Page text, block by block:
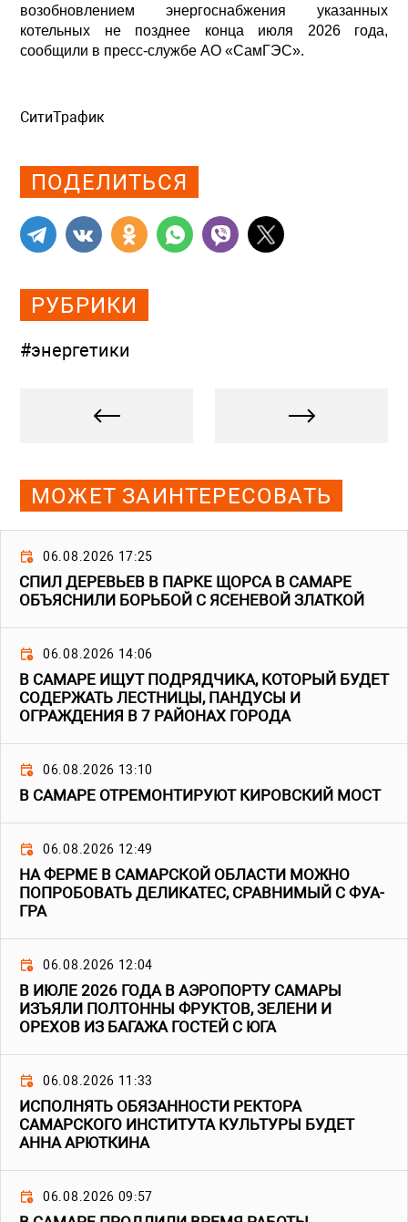
возобновлением энергоснабжения указанных
котельных не позднее конца июля 2026 года,
сообщили в пресс-службе АО «СамГЭС».
СитиТрафик
ПОДЕЛИТЬСЯ
РУБРИКИ
#энергетики
МОЖЕТ ЗАИНТЕРЕСОВАТЬ
06.08.2026 17:25
СПИЛ ДЕРЕВЬЕВ В ПАРКЕ ЩОРСА В САМАРЕ
ОБЪЯСНИЛИ БОРЬБОЙ С ЯСЕНЕВОЙ ЗЛАТКОЙ
06.08.2026 14:06
В САМАРЕ ИЩУТ ПОДРЯДЧИКА, КОТОРЫЙ БУДЕТ
СОДЕРЖАТЬ ЛЕСТНИЦЫ, ПАНДУСЫ И
ОГРАЖДЕНИЯ В 7 РАЙОНАХ ГОРОДА
06.08.2026 13:10
В САМАРЕ ОТРЕМОНТИРУЮТ КИРОВСКИЙ МОСТ
06.08.2026 12:49
НА ФЕРМЕ В САМАРСКОЙ ОБЛАСТИ МОЖНО
ПОПРОБОВАТЬ ДЕЛИКАТЕС, СРАВНИМЫЙ С ФУА-
ГРА
06.08.2026 12:04
В ИЮЛЕ 2026 ГОДА В АЭРОПОРТУ САМАРЫ
ИЗЪЯЛИ ПОЛТОННЫ ФРУКТОВ, ЗЕЛЕНИ И
ОРЕХОВ ИЗ БАГАЖА ГОСТЕЙ С ЮГА
06.08.2026 11:33
ИСПОЛНЯТЬ ОБЯЗАННОСТИ РЕКТОРА
САМАРСКОГО ИНСТИТУТА КУЛЬТУРЫ БУДЕТ
АННА АРЮТКИНА
06.08.2026 09:57